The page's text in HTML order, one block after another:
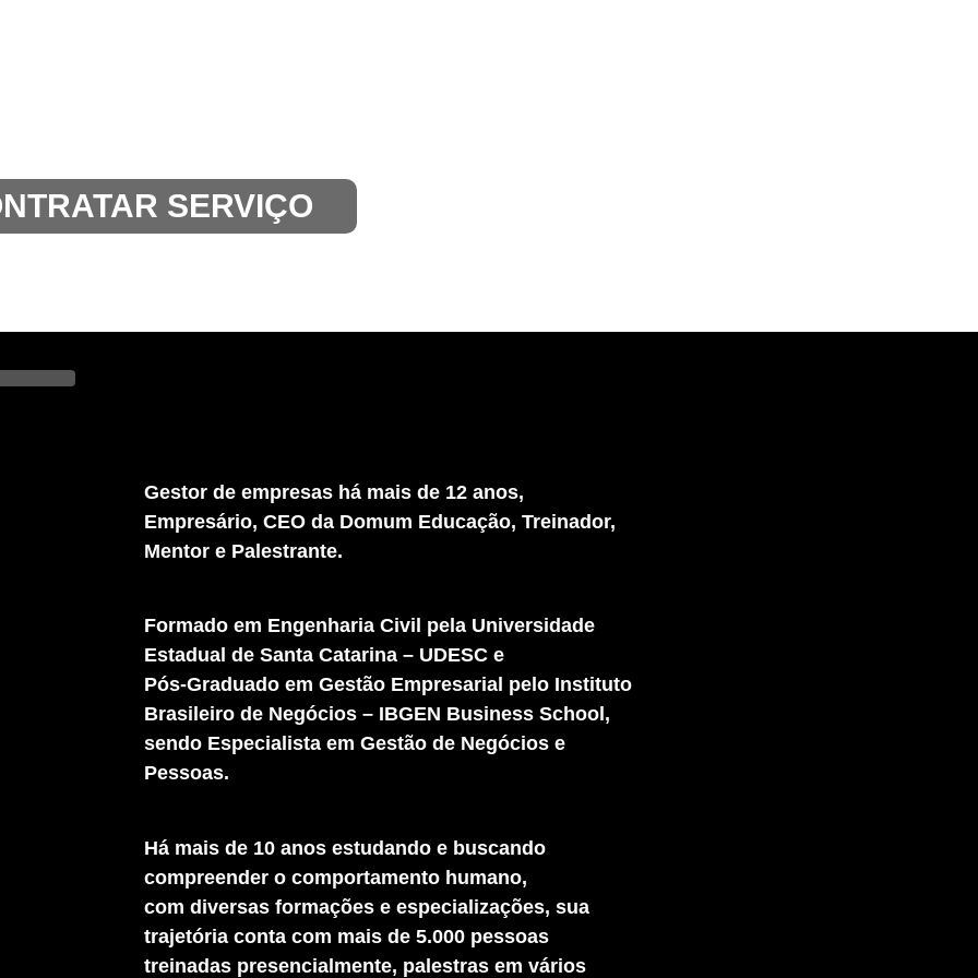
SERVIÇO
Gestor de empresas há mais de 12 anos,
Empresário, CEO da Domum Educação, Treinador,
Mentor e Palestrante.
Formado em Engenharia Civil pela Universidade
Estadual de Santa Catarina – UDESC e
Pós-Graduado em Gestão Empresarial pelo Instituto
Brasileiro de Negócios – IBGEN Business School,
sendo Especialista em Gestão de Negócios e
Pessoas.
Há mais de 10 anos estudando e buscando
compreender o comportamento humano,
com diversas formações e especializações, sua
trajetória conta com mais de 5.000 pessoas
treinadas presencialmente, palestras em vários